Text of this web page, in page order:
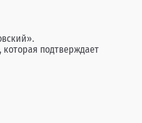
которая подтверждает